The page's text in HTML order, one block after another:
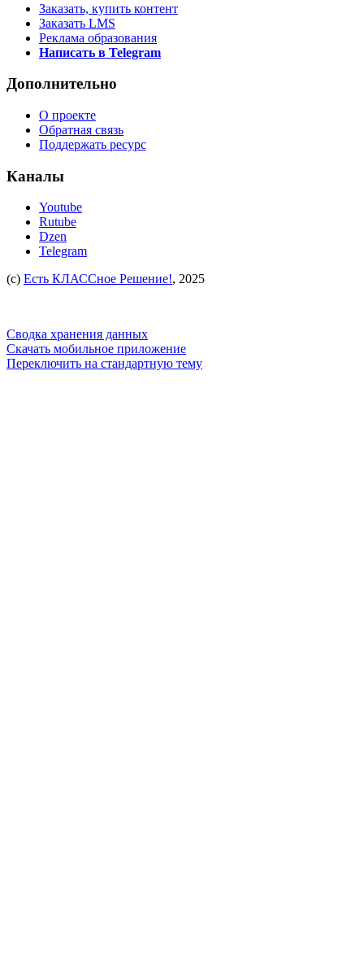
Заказать, купить контент
Заказать LMS
Реклама образования
Написать в Telegram
Дополнительно
О проекте
Обратная связь
Поддержать ресурс
Каналы
Youtube
Rutube
Dzen
Telegram
(c) Есть КЛАССное Решение!, 2025
Сводка хранения данных
Скачать мобильное приложение
Переключить на стандартную тему